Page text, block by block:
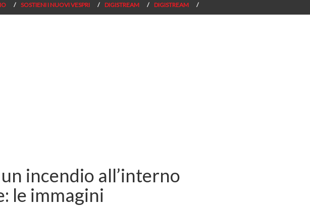
SOSTIENI I NUOVI VESPRI DIGISTREAM DIGISTREAM
incendio all’interno
le immagini